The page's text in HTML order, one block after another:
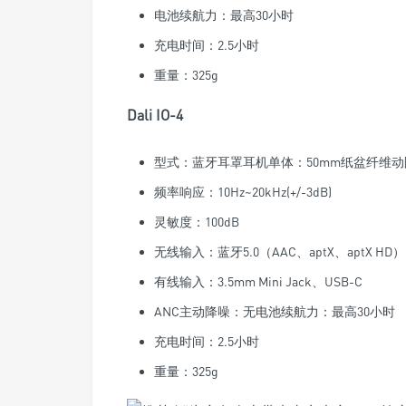
电池续航力：最高30小时
充电时间：2.5小时
重量：325g
Dali IO-4
型式：蓝牙耳罩耳机单体：50mm纸盆纤维
频率响应：10Hz~20kHz(+/-3dB)
灵敏度：100dB
无线输入：蓝牙5.0（AAC、aptX、aptX HD）
有线输入：3.5mm Mini Jack、USB-C
ANC主动降噪：无电池续航力：最高30小时
充电时间：2.5小时
重量：325g